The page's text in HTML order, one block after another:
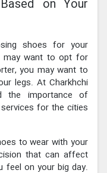
on Your
shoes for your
may want to opt for
you may want to
legs. At Charkhchi
the importance of
for the cities
to wear with your
that can affect
feel on your big day.